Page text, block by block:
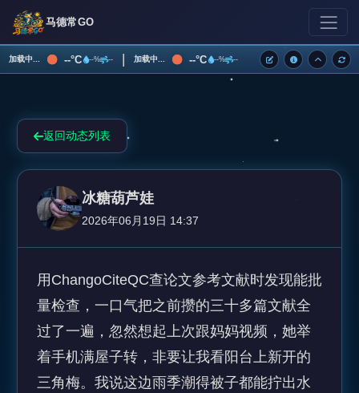
马德常GO
加载中... --°C --% -- | 加载中... --°C --% --
返回动态列表
冰糖葫芦娃
2026年06月19日 14:37
用ChangoCiteQC查论文参考文献时发现能批
量检查，一口气把之前攒的三十多篇文献全
过了一遍，忽然想起上次跟妈妈视频，她举
着手机满屋子转，非要让我看阳台上新开的
三角梅。我说这边雨季潮得被子都能拧出水